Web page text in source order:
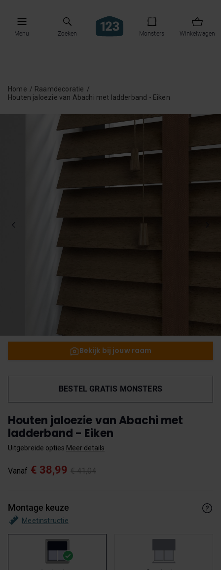
Menu Zoeken Monsters Winkelwagen
Home
Raamdecoratie
Houten jaloezie van Abachi met ladderband - Eiken
Bekijk bij jouw raam
BESTEL GRATIS MONSTERS
Houten jaloezie van Abachi met
ladderband - Eiken
Uitgebreide opties Meer details
Vanaf € 41,04
€ 38,99
Montage keuze
Meetinstructie